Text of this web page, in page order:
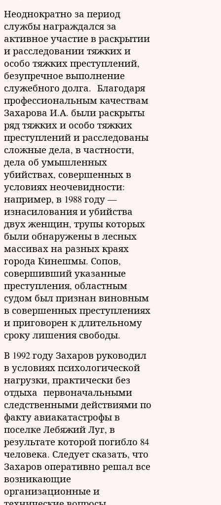
Неоднократно за период
службы награждался за
активное участие в раскрытии
и расследовании тяжких и
особо тяжких преступлений,
безупречное выполнение
служебного долга. Благодаря
профессиональным качествам
Захарова И.А. были раскрыты
ряд тяжких и особо тяжких
преступлений и расследованы
сложные дела, в частности,
дела об умышленных
убийствах, совершенных в
условиях неочевидности:
например, в 1988 году —
изнасилования и убийства
двух женщин, трупы которых
были обнаружены в лесных
массивах на разных краях
города Кинешмы. Сопов,
совершивший указанные
преступления, областным
судом был признан виновным
в совершенных преступлениях
и приговорен к длительному
сроку лишения свободы.
В 1992 году Захаров руководил
в условиях психологической
нагрузки, практически без
отдыха первоначальными
следственными действиями по
факту авиакатастрофы в
поселке Лебяжий Луг, в
результате которой погибло 84
человека. Следует сказать, что
Захаров оперативно решал все
возникающие
организационные и